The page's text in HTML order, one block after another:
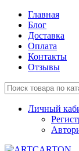
Главная
Блог
Доставка
Оплата
Контакты
Отзывы
Личный